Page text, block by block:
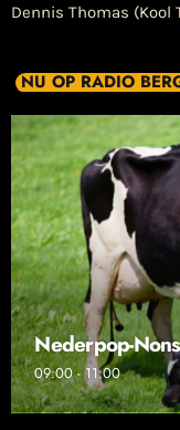
Dennis Thomas (Kool
NU OP RADIO
Nederpop-
09:00 - 11:00